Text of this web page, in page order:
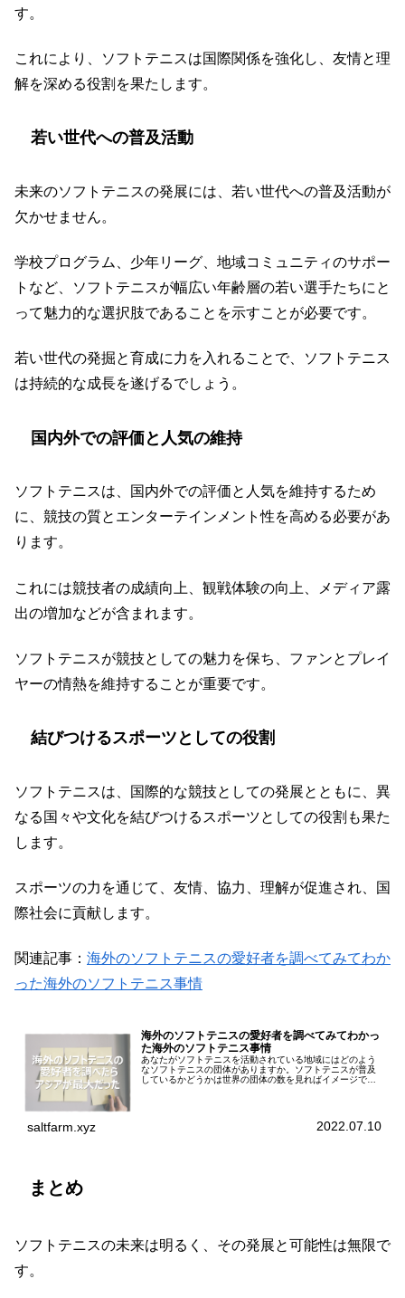
す。
これにより、ソフトテニスは国際関係を強化し、友情と理
解を深める役割を果たします。
若い世代への普及活動
未来のソフトテニスの発展には、若い世代への普及活動が
欠かせません。
学校プログラム、少年リーグ、地域コミュニティのサポー
トなど、ソフトテニスが幅広い年齢層の若い選手たちにと
って魅力的な選択肢であることを示すことが必要です。
若い世代の発掘と育成に力を入れることで、ソフトテニス
は持続的な成長を遂げるでしょう。
国内外での評価と人気の維持
ソフトテニスは、国内外での評価と人気を維持するため
に、競技の質とエンターテインメント性を高める必要があ
ります。
これには競技者の成績向上、観戦体験の向上、メディア露
出の増加などが含まれます。
ソフトテニスが競技としての魅力を保ち、ファンとプレイ
ヤーの情熱を維持することが重要です。
結びつけるスポーツとしての役割
ソフトテニスは、国際的な競技としての発展とともに、異
なる国々や文化を結びつけるスポーツとしての役割も果た
します。
スポーツの力を通じて、友情、協力、理解が促進され、国
際社会に貢献します。
関連記事： 海外のソフトテニスの愛好者を調べてみてわか
った海外のソフトテニス事情
海外のソフトテニスの愛好者を調べてみてわかっ
た海外のソフトテニス事情
あなたがソフトテニスを活動されている地域にはどのよう
なソフトテニスの団体がありますか。ソフトテニスが普及
しているかどうかは世界の団体の数を見ればイメージでき
saltfarm.xyz 2022.07.10
まとめ
ソフトテニスの未来は明るく、その発展と可能性は無限で
す。